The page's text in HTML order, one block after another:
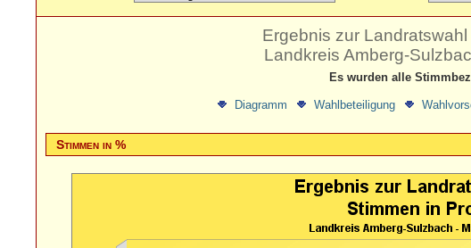
Ergebnis zur
Landkreis Amberg-
Es wurden alle
Diagramm Wahlbeteiligung
Stimmen in %